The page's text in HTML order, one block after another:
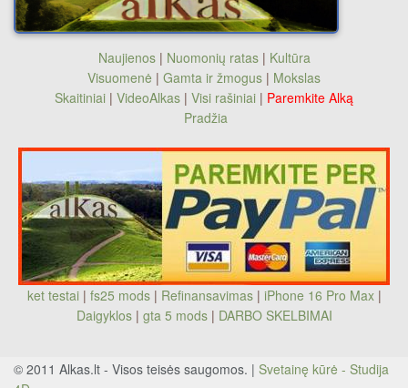
Naujienos| Nuomonių ratas| Kultūra
Visuomenė | Gamta ir žmogus | Mokslas
Skaitiniai | VideoAlkas | Visi rašiniai | Paremkite Alką
Pradžia
ket testai | fs25 mods| Refinansavimas| iPhone 16 Pro Max|
Daigyklos| gta 5 mods | DARBO SKELBIMAI
© 2011 Alkas.lt - Visos teisės saugomos. | Svetainę kūrė - Studija